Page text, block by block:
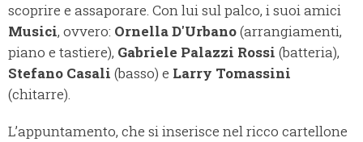
scoprire e assaporare. Con lui sul palco, i suoi amici
Musici, ovvero: Ornella D'Urbano(arrangiamenti,
piano e tastiere), Gabriele Palazzi Rossi (batteria),
Stefano Casali (basso) e Larry Tomassini
(chitarre).
L’appuntamento, che si inserisce nel ricco cartellone